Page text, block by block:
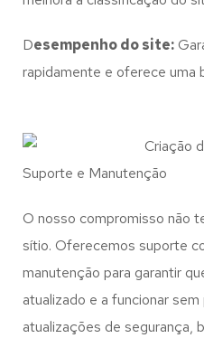
Desempenho do site:
rapidamente e oferece uma
Suporte e Manutenção
O nosso compromisso não
sítio. Oferecemos suporte
manutenção para garantir
atualizado e a funcionar
atualizações de segurança,